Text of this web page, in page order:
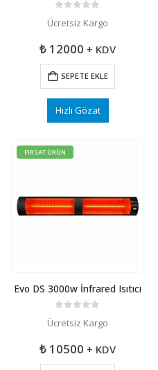
Ücretsiz Kargo
₺ 12000 + KDV
SEPETE EKLE
Hızlı Gözat
FIRSAT ÜRÜN
Evo DS 3000w İnfrared Isıtıcı
Ücretsiz Kargo
₺ 10500 + KDV